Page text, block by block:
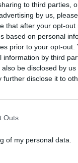
to third parties,
by us,
that after your opt-
based on personal
prior to your opt-
by third
be disclosed by
further disclose it to
Outs
of my personal data.
állami
Y után a BYD Atto 3 is